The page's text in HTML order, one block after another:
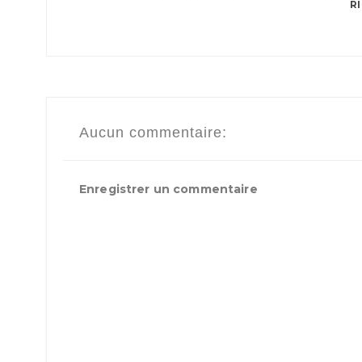
Aucun commentaire:
Enregistrer un commentaire